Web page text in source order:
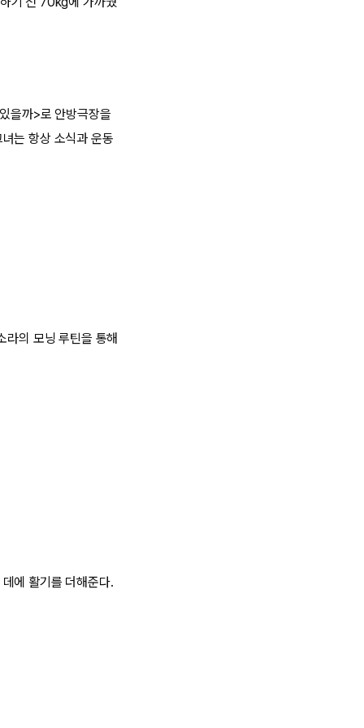
을까>로 안방극장을
는 항상 소식과 운동
라의 모닝 루틴을 통해
에 활기를 더해준다.